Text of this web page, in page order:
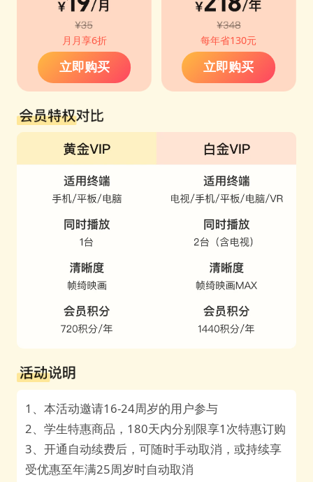
月月享6折
立即购买
每年省130元
立即购买
1、本活动邀请16-24周岁的用户参与
2、学生特惠商品，180天内分别限享1次特惠订购
3、开通自动续费后，可随时手动取消，或持续享
受优惠至年满25周岁时自动取消